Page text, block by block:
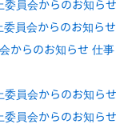
員会からのお知らせ
員会からのお知らせ
からのお知らせ 仕事
員会からのお知らせ
員会からのお知らせ